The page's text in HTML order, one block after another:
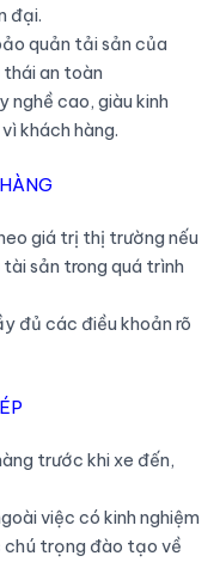
đại.
quản tải sản của
an toàn
nghề cao, giàu kinh
khách hàng.
giá trị thị trường nếu
sản trong quá trình
đủ các điều khoản rõ
trước khi xe đến,
việc có kinh nghiệm
trọng đào tạo về